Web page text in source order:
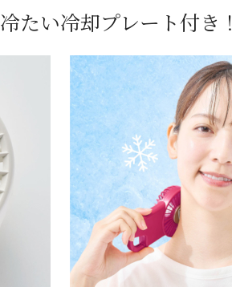
たい冷却プレート付き！